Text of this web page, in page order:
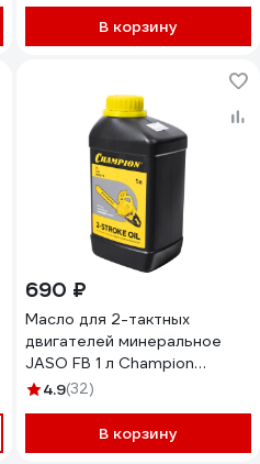
В корзину
690 ₽
Масло для 2-тактных
двигателей минеральное
JASO FB 1 л Champion
952831
4.9(32)
В корзину